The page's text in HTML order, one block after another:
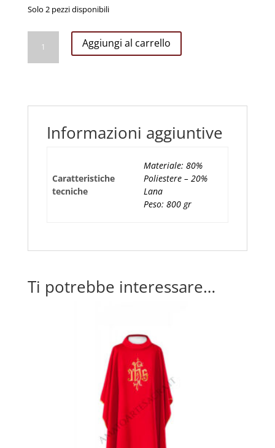
Solo 2 pezzi disponibili
VERDE
RICAMO
Aggiungi al carrello
Informazioni aggiuntive
Caratteristiche
tecniche
Materiale: 80%
Poliestere – 20%
Lana
Peso: 800 gr
Ti potrebbe interessare…